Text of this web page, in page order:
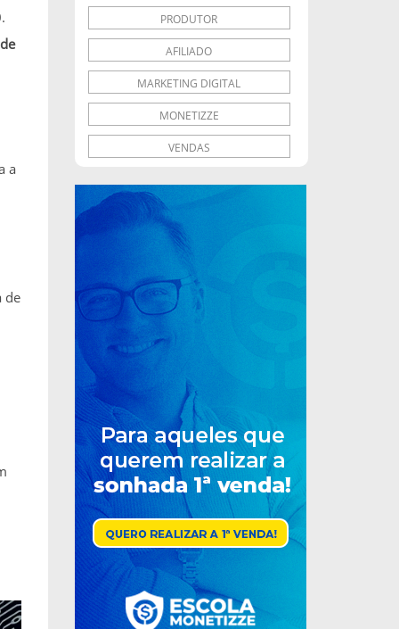
a
de
PRODUTOR
AFILIADO
MARKETING DIGITAL
MONETIZZE
VENDAS